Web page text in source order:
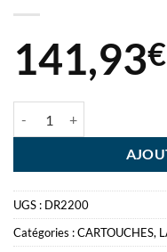
141,93€
UGS : DR2200
Catégories :CARTOUCHES,